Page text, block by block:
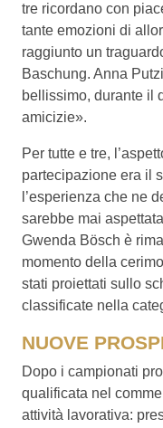
tre ricordano con
tante emozioni di
raggiunto un
Baschung. Anna
bellissimo, durante il
amicizie».
Per tutte e tre,
partecipazione era il
l’esperienza che ne
sarebbe mai
Gwenda Bösch è
momento della
stati proiettati sullo
classificate nella
NUOVE
Dopo i campionati
qualificata nel
attività lavorativa: